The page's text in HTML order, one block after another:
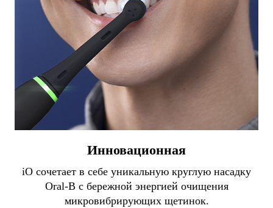
Инновационная
iO сочетает в себе уникальную круглую насадку
Oral-B с бережной энергией очищения
микровибрирующих щетинок.